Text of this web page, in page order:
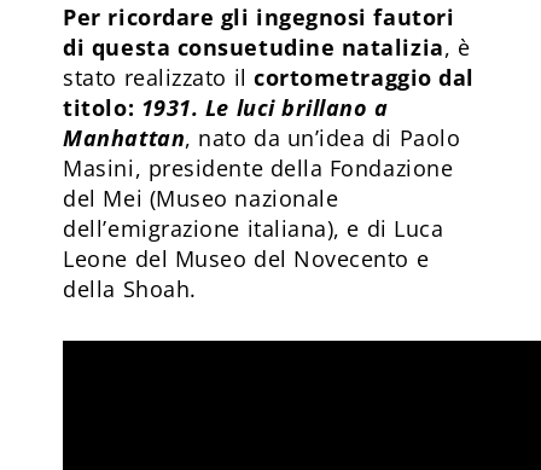
Per ricordare gli ingegnosi fautori
di questa consuetudine natalizia, è
stato realizzato ilcortometraggio dal
titolo: 1931. Le luci brillano a
Manhattan, nato da un’idea di Paolo
Masini, presidente della Fondazione
del Mei (Museo nazionale
dell’emigrazione italiana), e di Luca
Leone del Museo del Novecento e
della Shoah.